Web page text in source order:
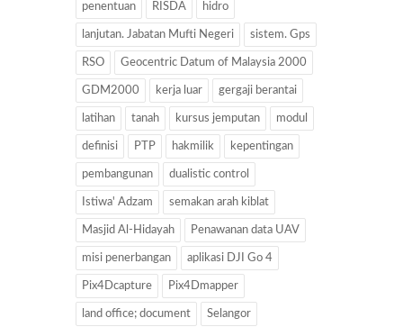
penentuan RISDA hidro
lanjutan. Jabatan Mufti Negeri sistem. Gps
RSO Geocentric Datum of Malaysia 2000
GDM2000 kerja luar gergaji berantai
latihan tanah kursus jemputan modul
definisi PTP hakmilik kepentingan
pembangunan dualistic control
Istiwa' Adzam semakan arah kiblat
Masjid Al-Hidayah Penawanan data UAV
misi penerbangan aplikasi DJI Go 4
Pix4Dcapture Pix4Dmapper
land office; document Selangor